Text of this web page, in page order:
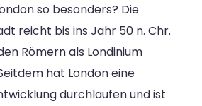
so besonders? Die
reicht bis ins Jahr 50 n. Chr.
Römern als Londinium
hat London eine
durchlaufen und ist